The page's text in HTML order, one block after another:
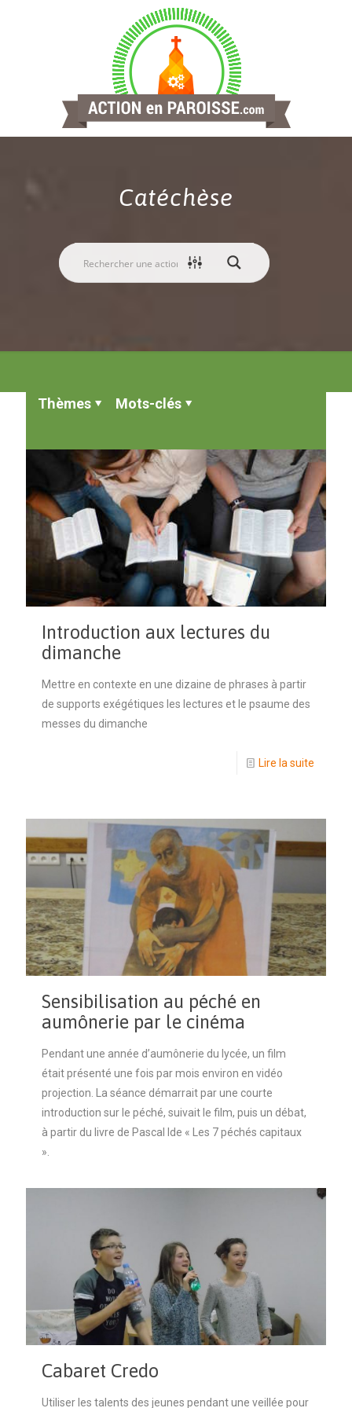
Catéchèse
Thèmes Mots-clés
Introduction aux lectures du
dimanche
Mettre en contexte en une dizaine de phrases à partir
de supports exégétiques les lectures et le psaume des
messes du dimanche
Lire la suite
Sensibilisation au péché en
aumônerie par le cinéma
Pendant une année d’aumônerie du lycée, un film
était présenté une fois par mois environ en vidéo
projection. La séance démarrait par une courte
introduction sur le péché, suivait le film, puis un débat,
à partir du livre de Pascal Ide « Les 7 péchés capitaux
».
Lire la suite
Cabaret Credo
Utiliser les talents des jeunes pendant une veillée pour